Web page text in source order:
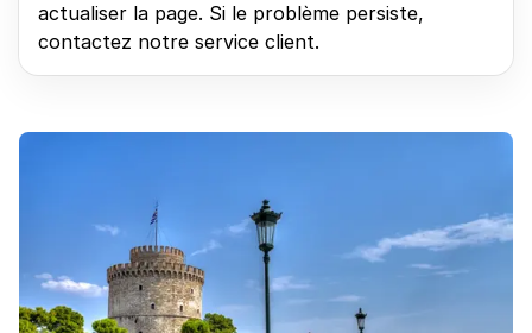
actualiser la page. Si le problème persiste,
contactez notre service client.